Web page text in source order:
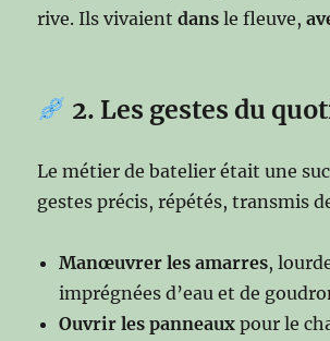
rive. Ils vivaientdans le fleuve,
2. Les gestes du
Le métier de batelier était une
gestes précis, répétés, transmis
Manœuvrer les amarres,
imprégnées d’eau et de
Ouvrir les panneaux pour le